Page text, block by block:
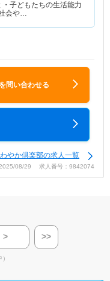
子どもたちの生活能力
会や…
問い合わせる
やか倶楽部の求人一覧
08/29 求人番号：9842074
> >>